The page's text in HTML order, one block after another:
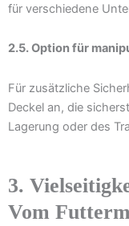
für verschiedene
2.5. Option für
Für zusätzliche
Deckel an, die
Lagerung oder des
3.
Vom